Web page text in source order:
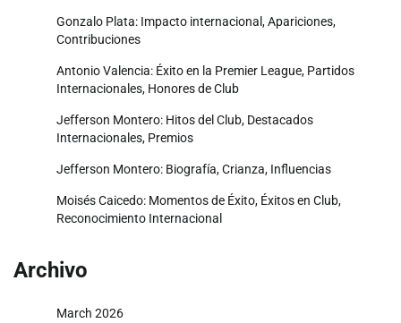
Gonzalo Plata: Impacto internacional, Apariciones,
Contribuciones
Antonio Valencia: Éxito en la Premier League, Partidos
Internacionales, Honores de Club
Jefferson Montero: Hitos del Club, Destacados
Internacionales, Premios
Jefferson Montero: Biografía, Crianza, Influencias
Moisés Caicedo: Momentos de Éxito, Éxitos en Club,
Reconocimiento Internacional
Archivo
March 2026